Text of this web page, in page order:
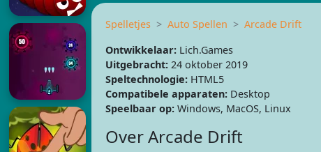
Spelletjes Auto Spellen
Arcade Drift
Ontwikkelaar:Lich.Games
Uitgebracht:24 oktober 2019
Speltechnologie:HTML5
Compatibele apparaten:Desktop
Speelbaar op:Windows, MacOS, Linux
Over Arcade Drift